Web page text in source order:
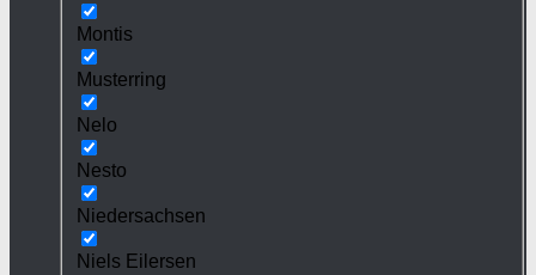
Montis
Musterring
Nelo
Nesto
Niedersachsen
Niels Eilersen